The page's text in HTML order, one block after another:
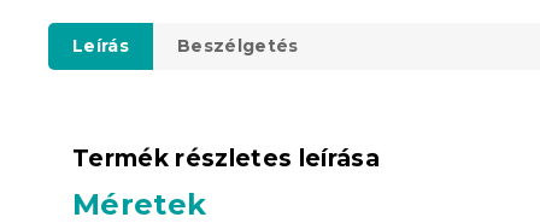
Leírás Beszélgetés
Termék részletes leírása
Méretek